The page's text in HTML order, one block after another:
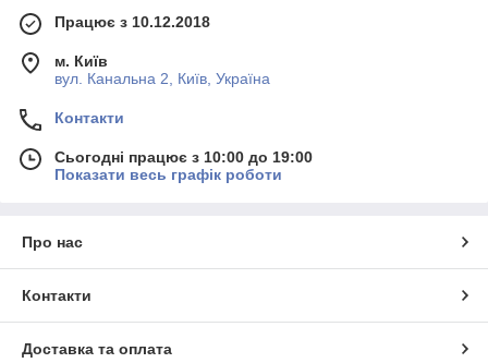
Працює з 10.12.2018
м. Київ
вул. Канальна 2, Київ, Україна
Контакти
Сьогодні працює з 10:00 до 19:00
Показати весь графік роботи
Про нас
Контакти
Доставка та оплата